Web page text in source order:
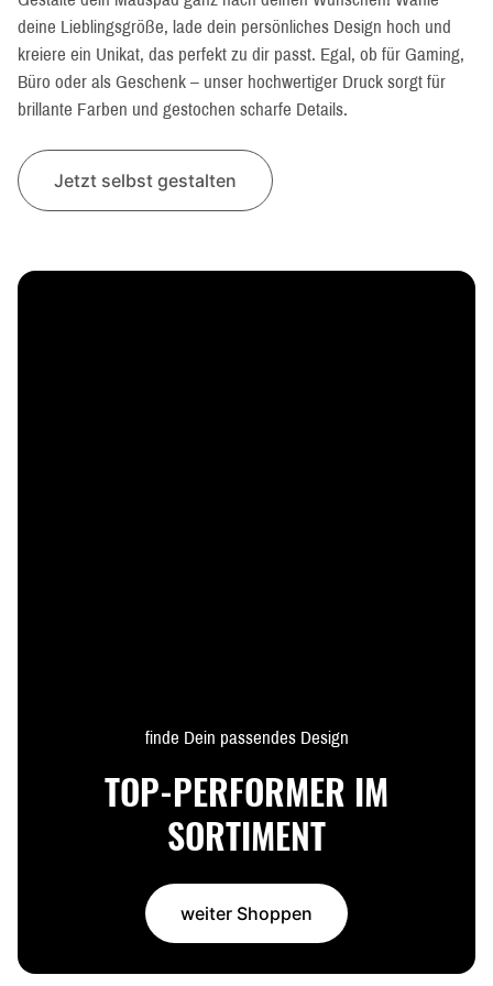
deine Lieblingsgröße, lade dein persönliches Design hoch und
kreiere ein Unikat, das perfekt zu dir passt. Egal, ob für Gaming,
Büro oder als Geschenk – unser hochwertiger Druck sorgt für
brillante Farben und gestochen scharfe Details.
Jetzt selbst gestalten
finde Dein passendes Design
TOP-PERFORMER IM
SORTIMENT
weiter Shoppen